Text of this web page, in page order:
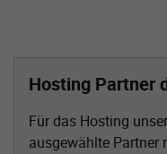
Hosting Partner
Für das Hosting
ausgewählte